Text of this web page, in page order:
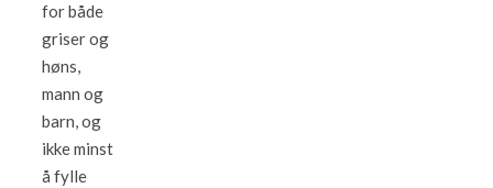
for både
griser og
høns,
mann og
barn, og
ikke minst
å fylle